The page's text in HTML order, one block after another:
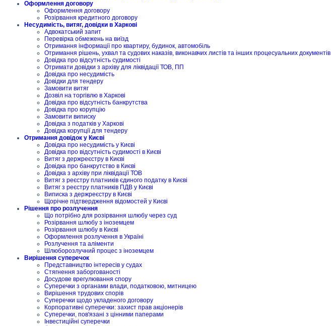
Оформлення договору
Оформлення договору
Розірвання кредитного договору
Несудимість, витяг, довідки в Харкові
Адвокатський запит
Перевірка обмежень на виїзд
Отримання інформації про квартиру, будинок, автомобіль
Отримання рішень, ухвал та судових наказів, виконавчих листів та інших процесуальних документів
Довідка про відсутність судимості
Отримати довідки з архіву для ліквідації ТОВ, ПП
Довідка про несудимість
Довідки для тендеру
Замовити витяг
Дозвіл на торгівлю в Харкові
Довідка про відсутність банкрутства
Довідка про корупцію
Замовити виписку
Довідка з податків у Харкові
Довідка корупції для тендеру
Отримання довідок у Києві
Довідка про несудимість у Києві
Довідка про відсутність судимості в Києві
Витяг з держреєстру в Києві
Довідка про банкрутство в Києві
Довідка з архіву при ліквідації ТОВ
Витяг з реєстру платників єдиного податку в Києві
Витяг з реєстру платників ПДВ у Києві
Виписка з держреєстру в Києві
Щорічне підтвердження відомостей у Києві
Рішення про розлучення
Що потрібно для розірвання шлюбу через суд
Розірвання шлюбу з іноземцем
Розірвання шлюбу в Києві
Оформлення розлучення в Україні
Розлучення та аліменти
Шлюборозлучний процес з іноземцем
Вирішення суперечок
Представництво інтересів у судах
Стягнення заборгованості
Досудове врегулювання спору
Суперечки з органами влади, податковою, митницею
Вирішення трудових спорів
Суперечки щодо укладеного договору
Корпоративні суперечки: захист прав акціонерів
Суперечки, пов'язані з цінними паперами
Інвестиційні суперечки